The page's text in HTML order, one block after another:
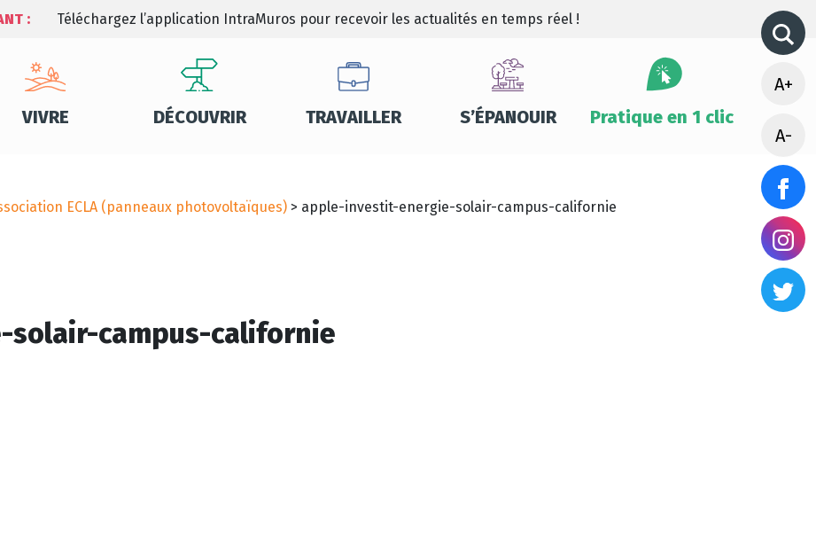
: Téléchargez l’application IntraMuros pour recevoir les actualités en temps réel !
VIVRE DÉCOUVRIR TRAVAILLER S’ÉPANOUIR Pratique en 1 clic
A+
A-
ECLA (panneaux photovoltaïques) > apple-investit-energie-solair-campus-californie
campus-californie